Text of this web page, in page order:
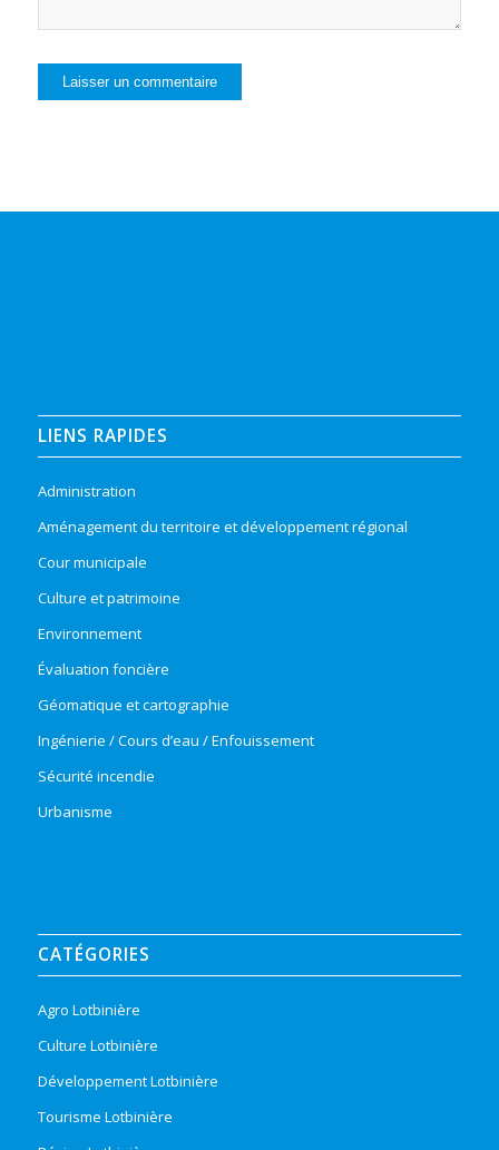
LIENS RAPIDES
Administration
Aménagement du territoire et développement régional
Cour municipale
Culture et patrimoine
Environnement
Évaluation foncière
Géomatique et cartographie
Ingénierie / Cours d’eau / Enfouissement
Sécurité incendie
Urbanisme
CATÉGORIES
Agro Lotbinière
Culture Lotbinière
Développement Lotbinière
Tourisme Lotbinière